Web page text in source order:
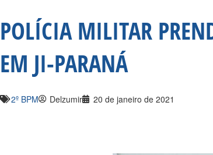
POLÍCIA MILITAR
EM JI-PARANÁ
2º BPM Delzumir 20 de janeiro de 2021